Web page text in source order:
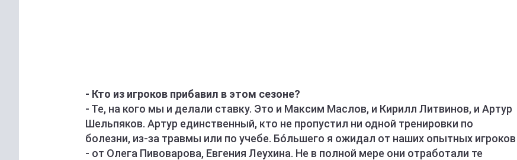
- Кто из игроков прибавил в этом сезоне?
- Те, на кого мы и делали ставку. Это и Максим Маслов, и Кирилл Литвинов, и Артур
Шельпяков. Артур единственный, кто не пропустил ни одной тренировки по
болезни, из-за травмы или по учебе. Бóльшего я ожидал от наших опытных игроков
- от Олега Пивоварова, Евгения Леухина. Не в полной мере они отработали те